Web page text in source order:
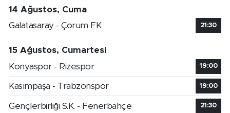
14 Ağustos, Cuma
Galatasaray - Çorum FK
21:30
15 Ağustos, Cumartesi
Konyaspor - Rizespor
19:00
Kasımpaşa - Trabzonspor 19:00
Gençlerbirliği S.K. - Fenerbahçe 21:30